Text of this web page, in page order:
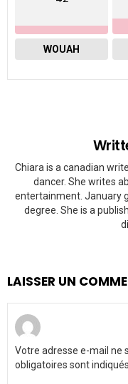
WOUAH
Chiara is a canadian
dancer. She writes
entertainment. January
degree. She is a
LAISSER UN
Votre adresse e-mail ne
obligatoires sont